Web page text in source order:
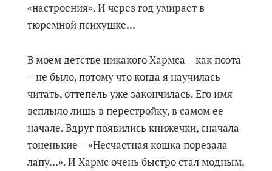
«настроения». И через год умирает в
тюремной психушке…
В моем детстве никакого Хармса – как поэта
– не было, потому что когда я научилась
читать, оттепель уже закончилась. Его имя
всплыло лишь в перестройку, в самом ее
начале. Вдруг появились книжечки, сначала
тоненькие ‒ «Несчастная кошка порезала
лапу…». И Хармс очень быстро стал модным,